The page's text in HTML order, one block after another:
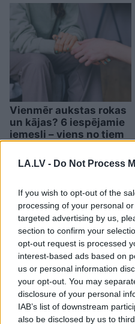
LA.LV - Do Not Process
If you wish to opt-out of the
processing of your personal
targeted advertising by us,
section to confirm your
opt-out request is processed
interest-based ads based on
us or personal information
your opt-out. You may
disclosure of your personal
IAB’s list of downstream
also be disclosed by us to
Vienmēr aukstas rokas
un kājas? 6 iespējamie
iemesli – viens no tiem